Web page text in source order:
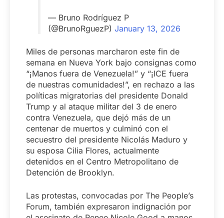
— Bruno Rodríguez P
(@BrunoRguezP) January 13, 2026
Miles de personas marcharon este fin de
semana en Nueva York bajo consignas como
“¡Manos fuera de Venezuela!” y “¡ICE fuera
de nuestras comunidades!”, en rechazo a las
políticas migratorias del presidente Donald
Trump y al ataque militar del 3 de enero
contra Venezuela, que dejó más de un
centenar de muertos y culminó con el
secuestro del presidente Nicolás Maduro y
su esposa Cilia Flores, actualmente
detenidos en el Centro Metropolitano de
Detención de Brooklyn.
Las protestas, convocadas por The People’s
Forum, también expresaron indignación por